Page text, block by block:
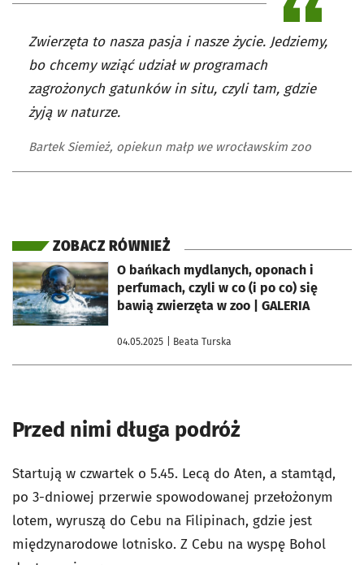
Zwierzęta to nasza pasja i nasze życie. Jedziemy,
bo chcemy wziąć udział w programach
zagrożonych gatunków in situ, czyli tam, gdzie
żyją w naturze.
Bartek Siemież, opiekun małp we wrocławskim zoo
ZOBACZ RÓWNIEŻ
O bańkach mydlanych, oponach i
perfumach, czyli w co (i po co) się
bawią zwierzęta w zoo | GALERIA
04.05.2025 | Beata Turska
otworzy się w nowej karcie
Przed nimi długa podróż
Startują w czwartek o 5.45. Lecą do Aten, a stamtąd,
po 3-dniowej przerwie spowodowanej przełożonym
lotem, wyruszą do Cebu na Filipinach, gdzie jest
międzynarodowe lotnisko. Z Cebu na wyspę Bohol